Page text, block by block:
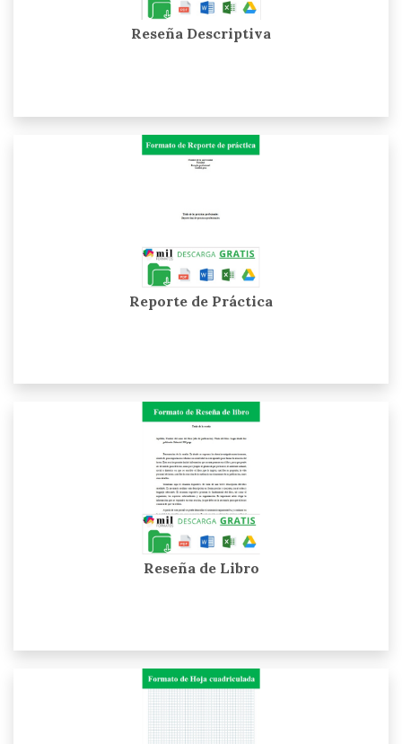
Reseña Descriptiva
Reporte de Práctica
Reseña de Libro